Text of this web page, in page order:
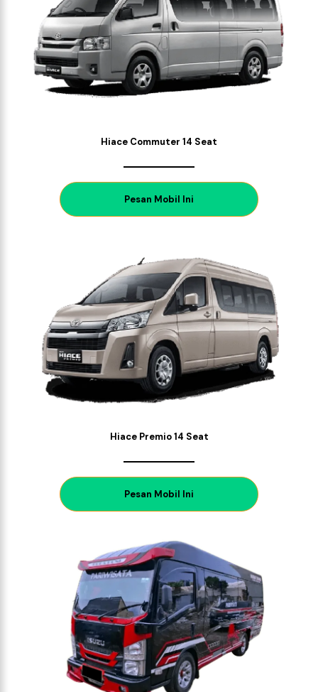
Hiace Commuter 14 Seat
Pesan Mobil Ini
Hiace Premio 14 Seat
Pesan Mobil Ini